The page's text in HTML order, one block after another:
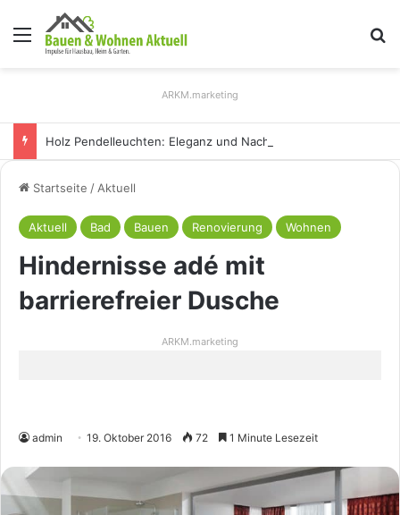
Menü
ARKM.marketing
Startseite / Aktuell
Aktuell Bad Bauen Renovierung Wohnen
Hindernisse adé mit
barrierefreier Dusche
ARKM.marketing
admin 19. Oktober 2016 72 1 Minute Lesezeit